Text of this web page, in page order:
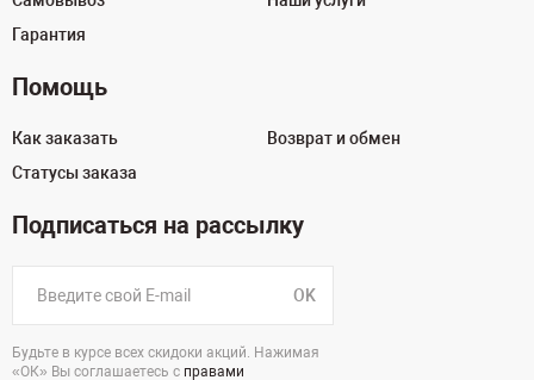
Гарантия
Помощь
Как заказать
Статусы заказа
Возврат и обмен
Подписаться на рассылку
OK
Будьте в курсе всех скидоки акций. Нажимая
«ОК» Вы соглашаетесь с правами